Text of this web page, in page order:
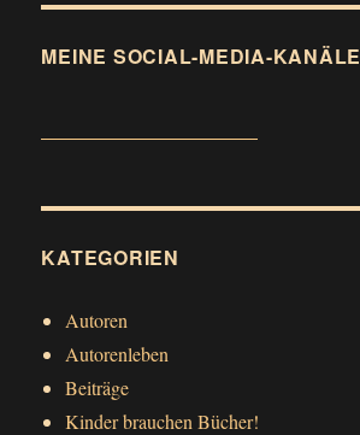
MEINE SOCIAL-MEDIA-KANÄLE
KATEGORIEN
Autoren
Autorenleben
Beiträge
Kinder brauchen Bücher!